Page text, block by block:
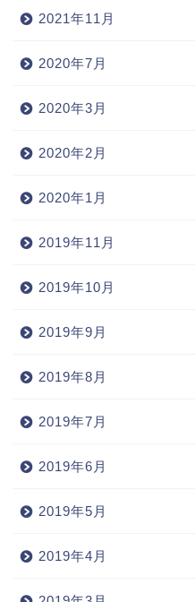
2021年11月
2020年7月
2020年3月
2020年2月
2020年1月
2019年11月
2019年10月
2019年9月
2019年8月
2019年7月
2019年6月
2019年5月
2019年4月